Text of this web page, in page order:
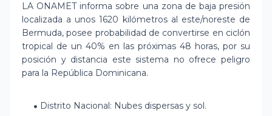
LA ONAMET informa sobre una zona de baja presión
localizada a unos 1620 kilómetros al este/noreste de
Bermuda, posee probabilidad de convertirse en ciclón
tropical de un 40% en las próximas 48 horas, por su
posición y distancia este sistema no ofrece peligro
para la República Dominicana.
Distrito Nacional: Nubes dispersas y sol.